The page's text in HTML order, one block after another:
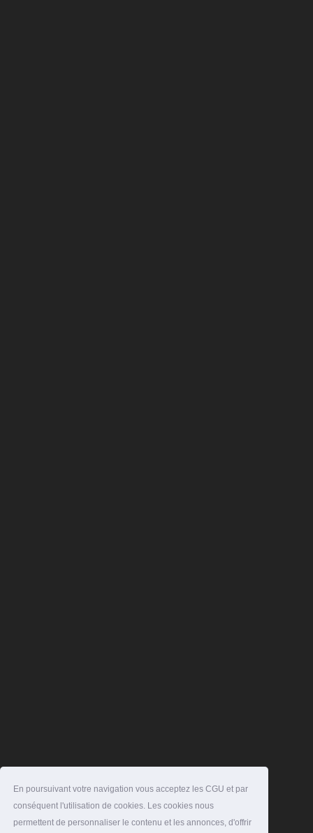
En poursuivant votre navigation vous acceptez les CGU et par
conséquent l'utilisation de cookies. Les cookies nous
permettent de personnaliser le contenu et les annonces, d'offrir